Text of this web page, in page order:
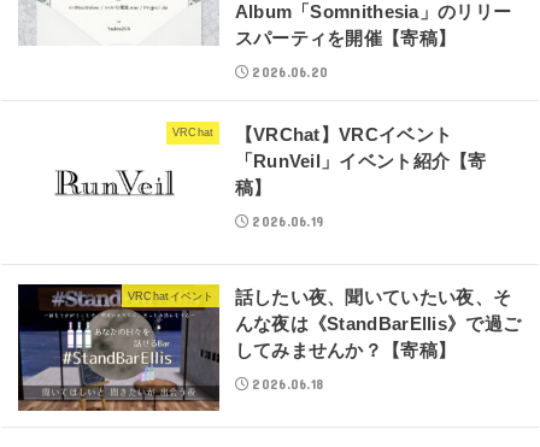
Album「Somnithesia」のリリー
スパーティを開催【寄稿】
2026.06.20
VRChat
【VRChat】VRCイベント
「RunVeil」イベント紹介【寄
稿】
2026.06.19
VRChatイベント
話したい夜、聞いていたい夜、そ
んな夜は《StandBarEllis》で過ご
してみませんか？【寄稿】
2026.06.18